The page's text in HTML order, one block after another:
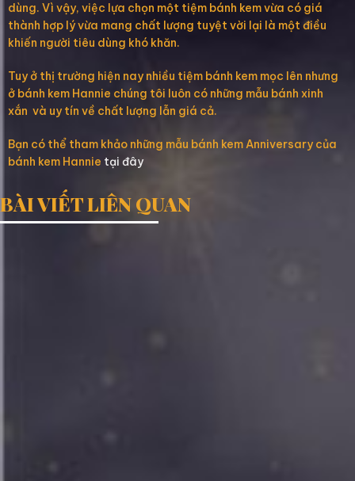
dùng. Vì vậy, việc lựa chọn một tiệm bánh kem vừa có giá
thành hợp lý vừa mang chất lượng tuyệt vời lại là một điều
khiến người tiêu dùng khó khăn.
Tuy ở thị trường hiện nay nhiều tiệm bánh kem mọc lên nhưng
ở bánh kem Hannie chúng tôi luôn có những mẫu bánh xinh
xắn và uy tín về chất lượng lẫn giá cả.
Bạn có thể tham khảo những mẫu bánh kem Anniversary của
bánh kem Hannie tại đây
BÀI VIẾT LIÊN QUAN